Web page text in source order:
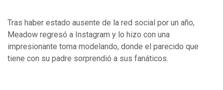
Tras haber estado ausente de la red social por un año,
Meadow regresó a Instagram y lo hizo con una
impresionante toma modelando, donde el parecido que
tiene con su padre sorprendió a sus fanáticos.